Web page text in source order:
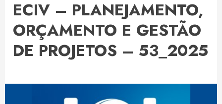
ECIV – PLANEJAMENTO,
ORÇAMENTO E GESTÃO
DE PROJETOS – 53_2025